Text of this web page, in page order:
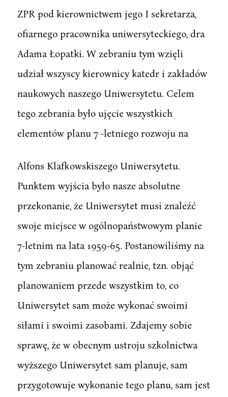
ZPR pod kierownictwem jego I sekretarza,
ofiarnego pracownika uniwersyteckiego, dra
Adama Łopatki. W zebraniu tym wzięli
udział wszyscy kierownicy katedr i zakładów
naukowych naszego Uniwersytetu. Celem
tego zebrania było ujęcie wszystkich
elementów planu 7 -letniego rozwoju na
Alfons Klafkowskiszego Uniwersytetu.
Punktem wyjścia było nasze absolutne
przekonanie, że Uniwersytet musi znaleźć
swoje miejsce w ogólnopaństwowym planie
7-letnim na lata 1959-65. Postanowiliśmy na
tym zebraniu planować realnie, tzn. objąć
planowaniem przede wszystkim to, co
Uniwersytet sam może wykonać swoimi
siłami i swoimi zasobami. Zdajemy sobie
sprawę, że w obecnym ustroju szkolnictwa
wyższego Uniwersytet sam planuje, sam
przygotowuje wykonanie tego planu, sam jest